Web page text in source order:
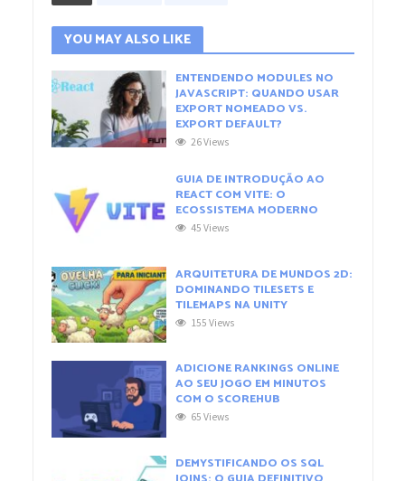
YOU MAY ALSO LIKE
ENTENDENDO MODULES NO
JAVASCRIPT: QUANDO USAR
EXPORT NOMEADO VS.
EXPORT DEFAULT?
26 Views
GUIA DE INTRODUÇÃO AO
REACT COM VITE: O
ECOSSISTEMA MODERNO
45 Views
ARQUITETURA DE MUNDOS 2D:
DOMINANDO TILESETS E
TILEMAPS NA UNITY
155 Views
ADICIONE RANKINGS ONLINE
AO SEU JOGO EM MINUTOS
COM O SCOREHUB
65 Views
DEMYSTIFICANDO OS SQL